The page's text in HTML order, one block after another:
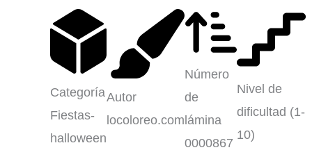
Categoría
Fiestas-
halloween
Autor
locoloreo.com
Número
de
lámina
0000867
Nivel de
dificultad (1-
10)